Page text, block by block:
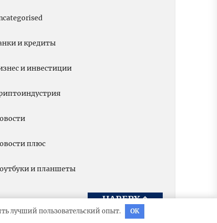
и кредиты
и инвестиции
плюс
и планшеты
НАВЕРХ↑
лучший пользовательский опыт. OK